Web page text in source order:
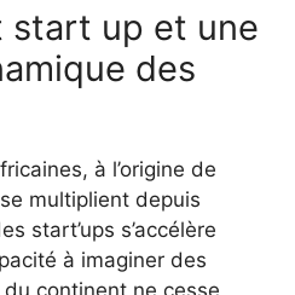
start up et une
des
à l’origine de
multiplient depuis
start’ups s’accélère
à imaginer des